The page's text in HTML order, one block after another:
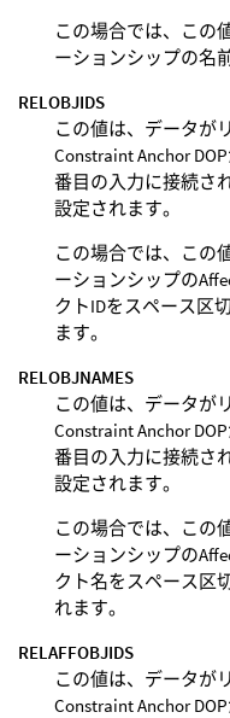
この場合では、この
ーションシップの名
RELOBJIDS
この値は、データが
Constraint Anchor
番目の入力に接続さ
設定されます。
この場合では、この
ーションシップの
クトIDをスペース区
ます。
RELOBJNAMES
この値は、データが
Constraint Anchor
番目の入力に接続さ
設定されます。
この場合では、この
ーションシップの
クト名をスペース区
れます。
RELAFFOBJIDS
この値は、データが
Constraint Anchor